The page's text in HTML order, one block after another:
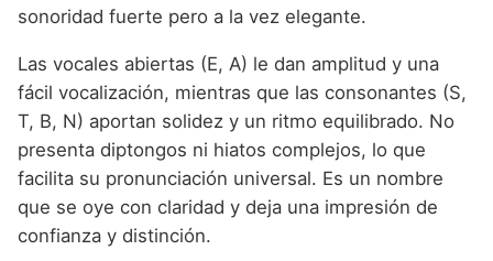
sonoridad fuerte pero a la vez elegante.
Las vocales abiertas (E, A) le dan amplitud y una
fácil vocalización, mientras que las consonantes (S,
T, B, N) aportan solidez y un ritmo equilibrado. No
presenta diptongos ni hiatos complejos, lo que
facilita su pronunciación universal. Es un nombre
que se oye con claridad y deja una impresión de
confianza y distinción.